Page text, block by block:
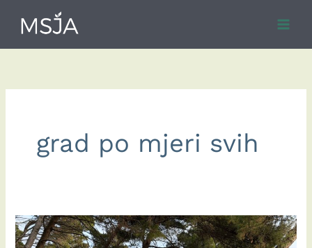
content
grad po mjeri svih